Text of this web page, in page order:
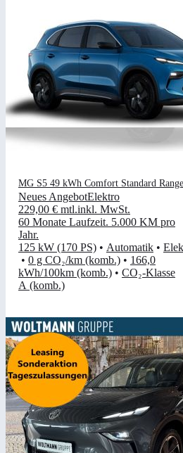
MG S5 49 kWh Comfort Standard Range
Neues AngebotElektro
229,00 € mtl.inkl. MwSt.
60 Monate Laufzeit. 5.000 KM pro
Jahr.
125 kW (170 PS) • Automatik •
• 0 g CO₂/km (komb.) • 166,0
kWh/100km (komb.) • CO₂-Klasse
A (komb.)